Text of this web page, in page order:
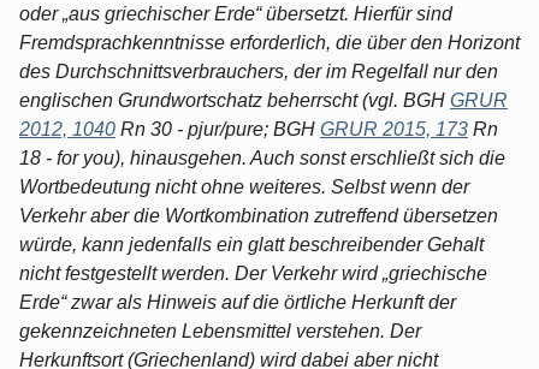
oder „aus griechischer Erde“ übersetzt. Hierfür sind
Fremdsprachkenntnisse erforderlich, die über den Horizont
des Durchschnittsverbrauchers, der im Regelfall nur den
englischen Grundwortschatz beherrscht (vgl. BGH GRUR
2012, 1040 Rn 30 - pjur/pure; BGH GRUR 2015, 173 Rn
18 - for you), hinausgehen. Auch sonst erschließt sich die
Wortbedeutung nicht ohne weiteres. Selbst wenn der
Verkehr aber die Wortkombination zutreffend übersetzen
würde, kann jedenfalls ein glatt beschreibender Gehalt
nicht festgestellt werden. Der Verkehr wird „griechische
Erde“ zwar als Hinweis auf die örtliche Herkunft der
gekennzeichneten Lebensmittel verstehen. Der
Herkunftsort (Griechenland) wird dabei aber nicht